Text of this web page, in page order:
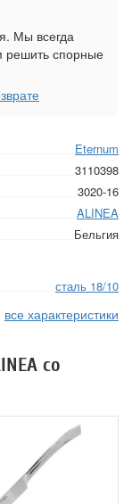
Eternum
3110398
3020-16
ALINEA
Бельгия
сталь 18/10
все характеристики
Мы всегда
решить спорные
со